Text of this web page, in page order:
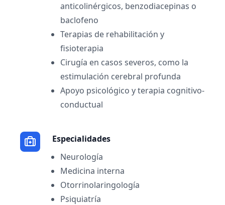
anticolinérgicos, benzodiacepinas o
baclofeno
Terapias de rehabilitación y
fisioterapia
Cirugía en casos severos, como la
estimulación cerebral profunda
Apoyo psicológico y terapia cognitivo-
conductual
Especialidades
Neurología
Medicina interna
Otorrinolaringología
Psiquiatría